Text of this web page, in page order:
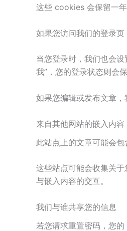
这些 cookies 会保留一年
如果您访问我们的登录
当您登录时，我们也会
我”，您的登录状态则会
如果您编辑或发布文章
来自其他网站的嵌入内容
此站点上的文章可能会
这些站点可能会收集关
与嵌入内容的交互。
我们与谁共享您的信息
若您请求重置密码，您的